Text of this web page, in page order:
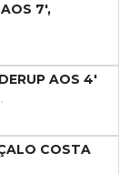
7',
AOS 4'
do norueguês das 'águias'.
COSTA